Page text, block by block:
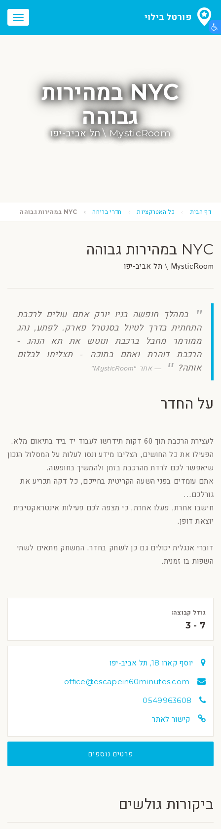
פורטל בילוי
NYC במהירות
גבוהה
MysticRoom \ תל אביב-יפו
דף הבית כל האטרקציות חדרי בריחה
NYC במהירות גבוהה
MysticRoom \ תל אביב-יפו
במהלך חופשה בניו יורק אתם עולים לרכבת
התחתית בדרך לטיול בסנטרל פארק. לפתע, נהג
ממורמר מחבל ברכבת ונוטש את תא הנהג -
הרכבת דוהרת ואתם בתוכה - תצליחו לבלום
אותה?
אתר "MysticRoom"
על החדר
לעצירת הרכבת תוך 60 דקות תידרשו לעבוד יד ביד בתיאום מלא.
הפעילו את כל החושים, הצליבו מידע ונסו לעלות על המסלול הנכון
שיאפשר לכם לרדת מהרכבת בזמן ולהמשיך בחופשה.
אתם עומדים בפני השעה הקריטית בחייכם, כל דקה תכריע את
גורלכם...
חישבו אחרת, פעלו אחרת, כי מצפה לכם פעילות אינטראקטיבית
יוצאת דופן.
דוברי אנגלית יכולים גם כן לשחק בחדר. המשחק מתאים לשתי
השפות בו זמנית.
גודל קבוצה:
3 - 7
יוסף קארו 18, תל אביב-יפו
office@escapein60minutes.com
0549963608
קישור לאתר
פרטים נוספים
ביקורות גולשים
הצג תפריט נגישות